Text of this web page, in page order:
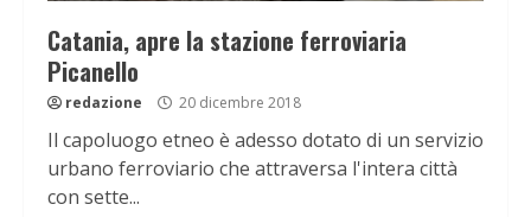
Catania, apre la stazione ferroviaria
Picanello
redazione 20 dicembre 2018
Il capoluogo etneo è adesso dotato di un servizio
urbano ferroviario che attraversa l'intera città
con sette...